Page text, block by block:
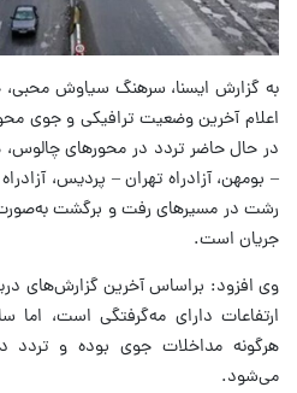
به گزارش ایسنا، سرهنگ سیاوش محبی،
اعلام آخرین وضعیت ترافیکی و جوی
در حال حاضر تردد در محورهای چالوس،
– بومهن، آزادراه تهران – پردیس،
رشت در مسیرهای رفت و برگشت
جریان است.
وی افزود: براساس آخرین گزارش‌های
ارتفاعات دارای مه‌گرفتگی است، اما
هرگونه مداخلات جوی بوده و تردد
می‌شود.